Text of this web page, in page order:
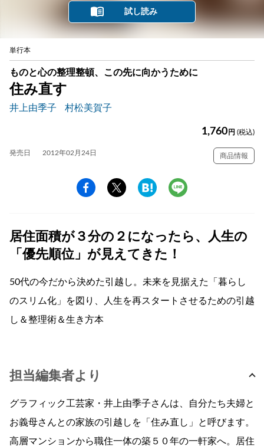
試し読み
単行本
ものと心の整理整頓、この先に向かうために
住み直す
井上由季子 村松美賀子
1,760 円 (税込)
発売日 2012年02月24日 商品情報
居住面積が３分の２になったら、人生の
「優先順位」が見えてきた！
50代の今だから決めた引越し。未来を見据えた「暮らし
のスリム化」を図り、人生を再スタートさせるための引越
し＆整理術＆生き方本
担当編集者より
グラフィック工芸家・井上由季子さんは、自分たち夫婦と
お義母さんとの家族の引越しを「住み直し」と呼びます。
高層マンションから職住一体の築５０年の一軒家へ。居住